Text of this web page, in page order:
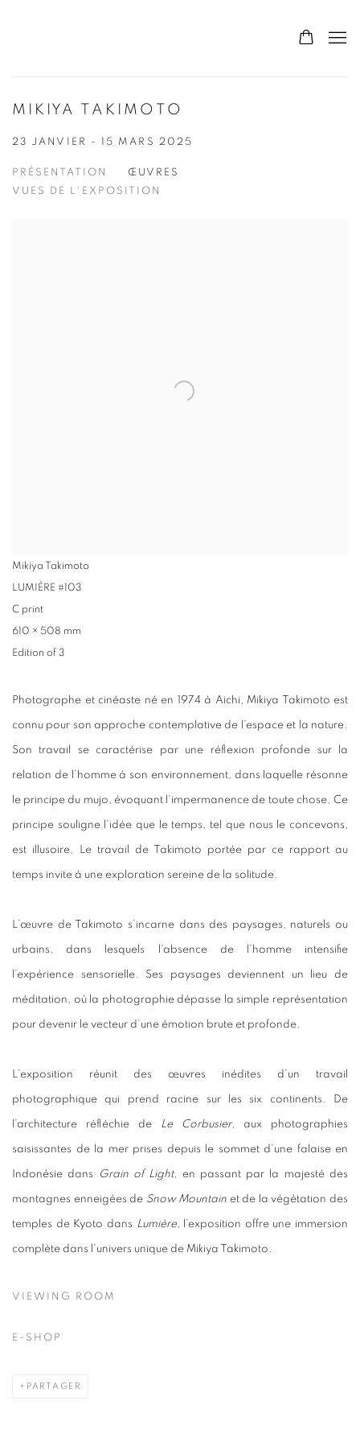
MIKIYA TAKIMOTO
23 JANVIER - 15 MARS 2025
PRÉSENTATION
ŒUVRES
VUES DE L'EXPOSITION
Mikiya Takimoto
LUMIÈRE #103
C print
610 × 508 mm
Edition of 3
Photographe et cinéaste né en 1974 à Aichi, Mikiya Takimoto est
connu pour son approche contemplative de l’espace et la nature.
Son travail se caractérise par une réflexion profonde sur la
relation de l’homme à son environnement, dans laquelle résonne
le principe du mujo, évoquant l’impermanence de toute chose. Ce
principe souligne l’idée que le temps, tel que nous le concevons,
est illusoire. Le travail de Takimoto portée par ce rapport au
temps invite à une exploration sereine de la solitude.
L’œuvre de Takimoto s’incarne dans des paysages, naturels ou
urbains, dans lesquels l’absence de l’homme intensifie
l’expérience sensorielle. Ses paysages deviennent un lieu de
méditation, où la photographie dépasse la simple représentation
pour devenir le vecteur d’une émotion brute et profonde.
L’exposition réunit des œuvres inédites d’un travail
photographique qui prend racine sur les six continents. De
l’architecture réfléchie de Le Corbusier, aux photographies
saisissantes de la mer prises depuis le sommet d’une falaise en
Indonésie dans Grain of Light, en passant par la majesté des
montagnes enneigées de Snow Mountain et de la végétation des
temples de Kyoto dans Lumière, l’exposition offre une immersion
complète dans l’univers unique de Mikiya Takimoto.
VIEWING ROOM
E-SHOP
PARTAGER